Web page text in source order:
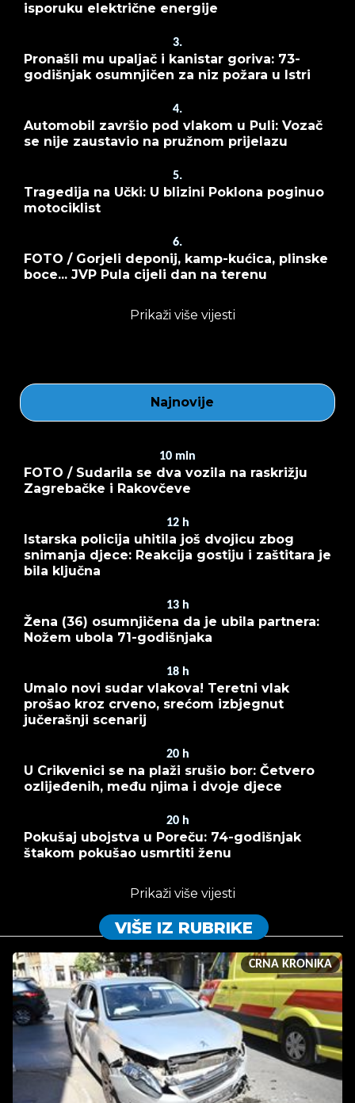
isporuku električne energije
3.
Pronašli mu upaljač i kanistar goriva: 73-
godišnjak osumnjičen za niz požara u Istri
4.
Automobil završio pod vlakom u Puli: Vozač
se nije zaustavio na pružnom prijelazu
5.
Tragedija na Učki: U blizini Poklona poginuo
motociklist
6.
FOTO / Gorjeli deponij, kamp-kućica, plinske
boce... JVP Pula cijeli dan na terenu
Prikaži više vijesti
Najnovije
10 min
FOTO / Sudarila se dva vozila na raskrižju
Zagrebačke i Rakovčeve
12 h
Istarska policija uhitila još dvojicu zbog
snimanja djece: Reakcija gostiju i zaštitara je
bila ključna
13 h
Žena (36) osumnjičena da je ubila partnera:
Nožem ubola 71-godišnjaka
18 h
Umalo novi sudar vlakova! Teretni vlak
prošao kroz crveno, srećom izbjegnut
jučerašnji scenarij
20 h
U Crikvenici se na plaži srušio bor: Četvero
ozlijeđenih, među njima i dvoje djece
20 h
Pokušaj ubojstva u Poreču: 74-godišnjak
štakom pokušao usmrtiti ženu
Prikaži više vijesti
VIŠE IZ RUBRIKE
CRNA KRONIKA